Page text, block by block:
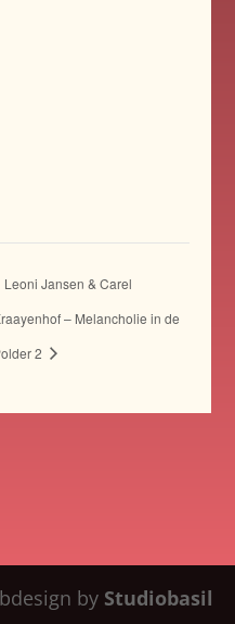
Leoni Jansen & Carel
– Melancholie in de
2
by Studiobasil